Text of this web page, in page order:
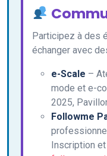
Participez à des
échanger avec
e-Scale –
mode et e-
2025,
Followme
Inscription